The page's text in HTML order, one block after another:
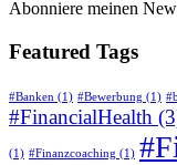
Abonniere meinen
Featured Tags
#Banken (1) #Bewerbung (1)
#FinancialHealth
(1) #Finanzcoaching (1)